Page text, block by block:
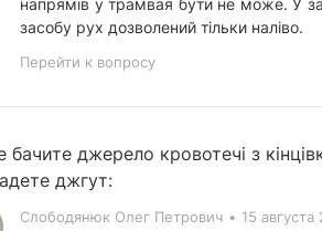
напрямів у трамвая бути не може. У
засобу рух дозволений тільки наліво.
Перейти к вопросу
бачите джерело кровотечі з
джгут:
Слободянюк Олег Петрович • 15